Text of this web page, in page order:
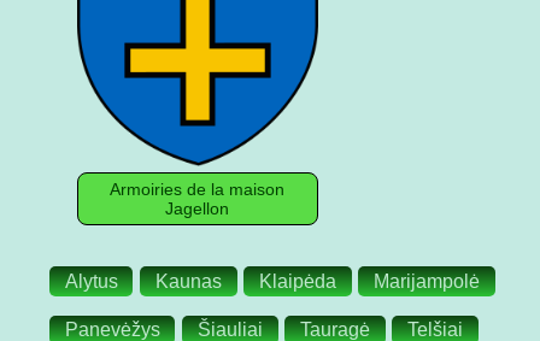
Armoiries de la maison
Jagellon
Alytus Kaunas Klaipėda Marijampolė
Panevėžys Šiauliai Tauragė Telšiai